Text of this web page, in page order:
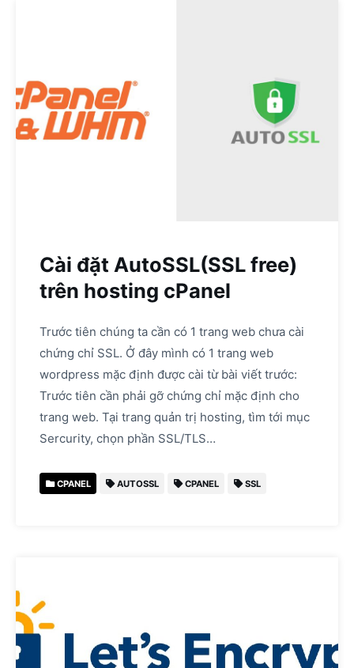
Cài đặt AutoSSL(SSL free)
trên hosting cPanel
Trước tiên chúng ta cần có 1 trang web chưa cài
chứng chỉ SSL. Ở đây mình có 1 trang web
wordpress mặc định được cài từ bài viết trước:
Trước tiên cần phải gỡ chứng chỉ mặc định cho
trang web. Tại trang quản trị hosting, tìm tới mục
Sercurity, chọn phần SSL/TLS…
CPANEL AUTOSSL CPANEL SSL